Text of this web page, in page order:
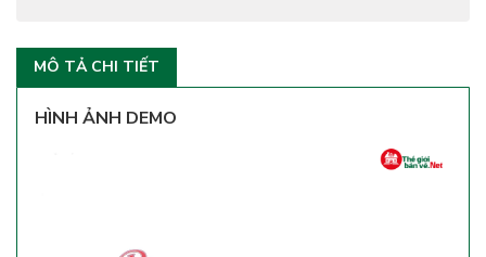
MÔ TẢ CHI TIẾT
HÌNH ẢNH DEMO